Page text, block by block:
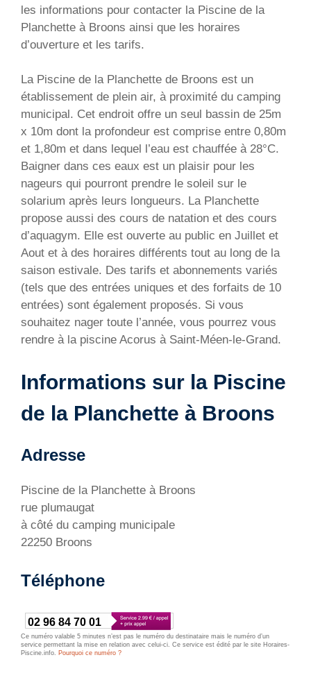
les informations pour contacter la Piscine de la
Planchette à Broons ainsi que les horaires
d’ouverture et les tarifs.
La Piscine de la Planchette de Broons est un
établissement de plein air, à proximité du camping
municipal. Cet endroit offre un seul bassin de 25m
x 10m dont la profondeur est comprise entre 0,80m
et 1,80m et dans lequel l’eau est chauffée à 28°C.
Baigner dans ces eaux est un plaisir pour les
nageurs qui pourront prendre le soleil sur le
solarium après leurs longueurs. La Planchette
propose aussi des cours de natation et des cours
d’aquagym. Elle est ouverte au public en Juillet et
Aout et à des horaires différents tout au long de la
saison estivale. Des tarifs et abonnements variés
(tels que des entrées uniques et des forfaits de 10
entrées) sont également proposés. Si vous
souhaitez nager toute l’année, vous pourrez vous
rendre à la piscine Acorus à Saint-Méen-le-Grand.
Informations sur la Piscine
de la Planchette à Broons
Adresse
Piscine de la Planchette à Broons
rue plumaugat
à côté du camping municipale
22250 Broons
Téléphone
02 96 84 70 01
Ce numéro valable 5 minutes n’est pas le numéro du destinataire mais le numéro d’un
service permettant la mise en relation avec celui-ci. Ce service est édité par le site Horaires-
Piscine.info. Pourquoi ce numéro ?